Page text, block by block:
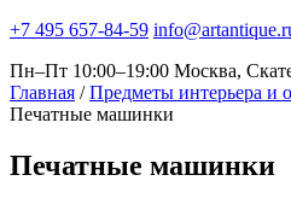
+7 495 657-84-59
Пн–Пт 10:00–19:00 Москва,
Главная / Предметы интерьера и
Печатные машинки
Печатные машинки